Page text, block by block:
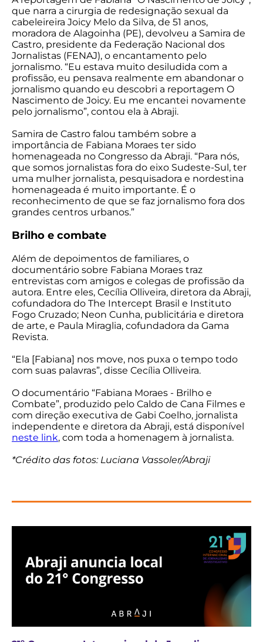
que narra a cirurgia de redesignação sexual da
cabeleireira Joicy Melo da Silva, de 51 anos,
moradora de Alagoinha (PE), devolveu a Samira de
Castro, presidente da Federação Nacional dos
Jornalistas (FENAJ), o encantamento pelo
jornalismo. “Eu estava muito desiludida com a
profissão, eu pensava realmente em abandonar o
jornalismo quando eu descobri a reportagem O
Nascimento de Joicy. Eu me encantei novamente
pelo jornalismo”, contou ela à Abraji.
Samira de Castro falou também sobre a
importância de Fabiana Moraes ter sido
homenageada no Congresso da Abraji. “Para nós,
que somos jornalistas fora do eixo Sudeste-Sul, ter
uma mulher jornalista, pesquisadora e nordestina
homenageada é muito importante. É o
reconhecimento de que se faz jornalismo fora dos
grandes centros urbanos.”
Brilho e combate
Além de depoimentos de familiares, o
documentário sobre Fabiana Moraes traz
entrevistas com amigos e colegas de profissão da
autora. Entre eles, Cecília Olliveira, diretora da Abraji,
cofundadora do The Intercept Brasil e Instituto
Fogo Cruzado; Neon Cunha, publicitária e diretora
de arte, e Paula Miraglia, cofundadora da Gama
Revista.
“Ela [Fabiana] nos move, nos puxa o tempo todo
com suas palavras”, disse Cecília Olliveira.
O documentário “Fabiana Moraes - Brilho e
Combate”, produzido pelo Caldo de Cana Filmes e
com direção executiva de Gabi Coelho, jornalista
independente e diretora da Abraji, está disponível
neste link, com toda a homenagem à jornalista.
*Crédito das fotos: Luciana Vassoler/Abraji